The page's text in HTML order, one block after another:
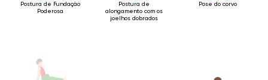
Postura de Fundação
Poderosa
Postura de
alongamento com os
joelhos dobrados
Pose do corvo